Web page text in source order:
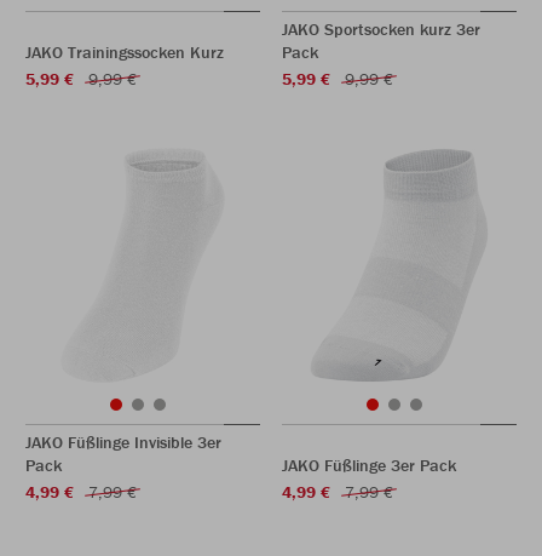
JAKO Trainingssocken Kurz
5,99 €
9,99 €
JAKO Sportsocken kurz 3er
Pack
5,99 €
9,99 €
JAKO Füßlinge Invisible 3er
Pack
4,99 €
7,99 €
JAKO Füßlinge 3er Pack
4,99 €
7,99 €